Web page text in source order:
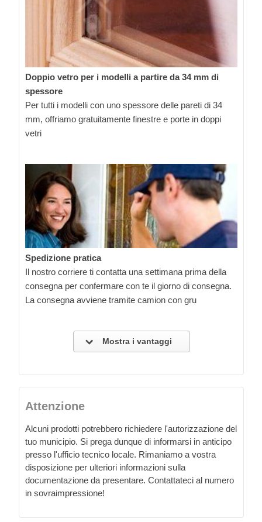
Doppio vetro per i modelli a partire da 34 mm di
spessore
Per tutti i modelli con uno spessore delle pareti di 34
mm, offriamo gratuitamente finestre e porte in doppi
vetri
Spedizione pratica
Il nostro corriere ti contatta una settimana prima della
consegna per confermare con te il giorno di consegna.
La consegna avviene tramite camion con gru
Mostra i vantaggi
Attenzione
Alcuni prodotti potrebbero richiedere l'autorizzazione del
tuo municipio. Si prega dunque di informarsi in anticipo
presso l'ufficio tecnico locale. Rimaniamo a vostra
disposizione per ulteriori informazioni sulla
documentazione da presentare. Contattateci al numero
in sovraimpressione!